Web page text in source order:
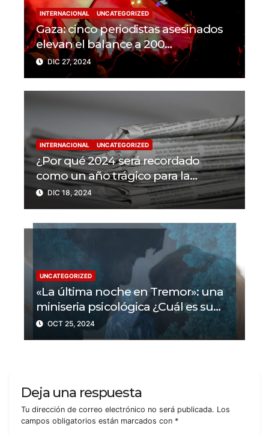
INTERNACIONAL UNCATEGORIZED
Gaza: cinco periodistas asesinados
elevan el balance a 200
trabajadores de la prensa muertos
en 2024
DIC 27, 2024
INTERNACIONAL UNCATEGORIZED
¿Por qué 2024 será recordado
como un año trágico para la
libertad de prensa? Un tercio de los
periodistas asesinados por Israel
DIC 18, 2024
UNCATEGORIZED
«La última noche en Tremor»: una
miniseria psicológica ¿Cuál es su
trama?
OCT 25, 2024
Deja una respuesta
Tu dirección de correo electrónico no será publicada. Los
campos obligatorios están marcados con *